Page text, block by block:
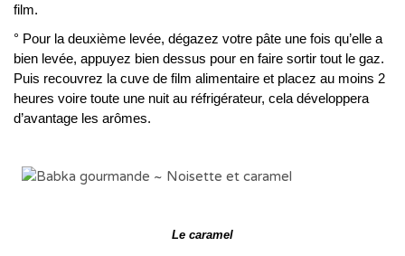
film.
° Pour la deuxième levée, dégazez votre pâte une fois qu’elle a
bien levée, appuyez bien dessus pour en faire sortir tout le gaz.
Puis recouvrez la cuve de film alimentaire et placez au moins 2
heures voire toute une nuit au réfrigérateur, cela développera
d’avantage les arômes.
Le caramel